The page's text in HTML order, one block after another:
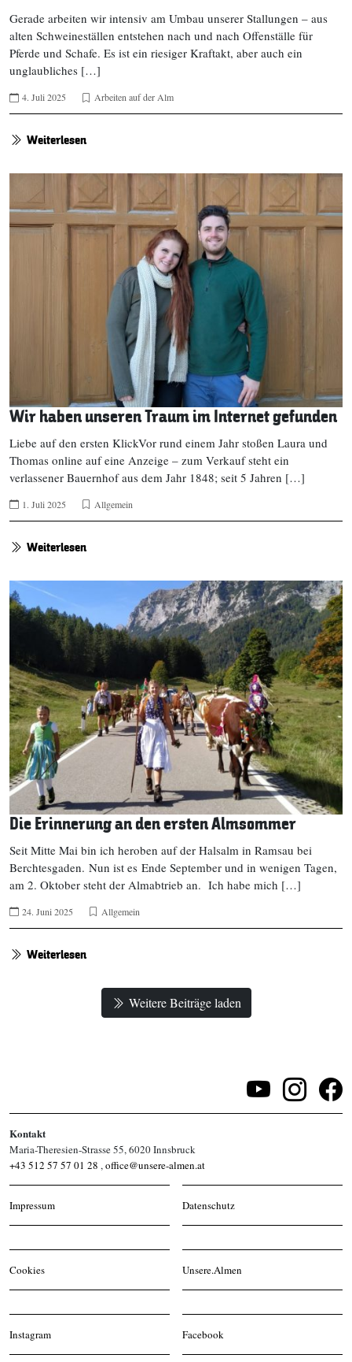
Gerade arbeiten wir intensiv am Umbau unserer Stallungen – aus
alten Schweineställen entstehen nach und nach Offenställe für
Pferde und Schafe. Es ist ein riesiger Kraftakt, aber auch ein
unglaubliches […]
4. Juli 2025 Arbeiten auf der Alm
Weiterlesen
Wir haben unseren Traum im Internet gefunden
Liebe auf den ersten KlickVor rund einem Jahr stoßen Laura und
Thomas online auf eine Anzeige – zum Verkauf steht ein
verlassener Bauernhof aus dem Jahr 1848; seit 5 Jahren […]
1. Juli 2025 Allgemein
Weiterlesen
Die Erinnerung an den ersten Almsommer
Seit Mitte Mai bin ich heroben auf der Halsalm in Ramsau bei
Berchtesgaden. Nun ist es Ende September und in wenigen Tagen,
am 2. Oktober steht der Almabtrieb an. Ich habe mich […]
24. Juni 2025 Allgemein
Weiterlesen
Weitere Beiträge laden
Kontakt
Maria-Theresien-Strasse 55, 6020 Innsbruck
+43 512 57 57 01 28 ,office@unsere-almen.at
Impressum Datenschutz
Cookies Unsere.Almen
Instagram Facebook